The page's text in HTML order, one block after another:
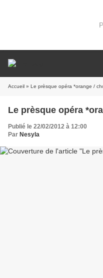
Accueil » Le prèsque opéra *orange /
Le prèsque opéra
Publié le 22/02/2012 à 12:00
Par Nesyla